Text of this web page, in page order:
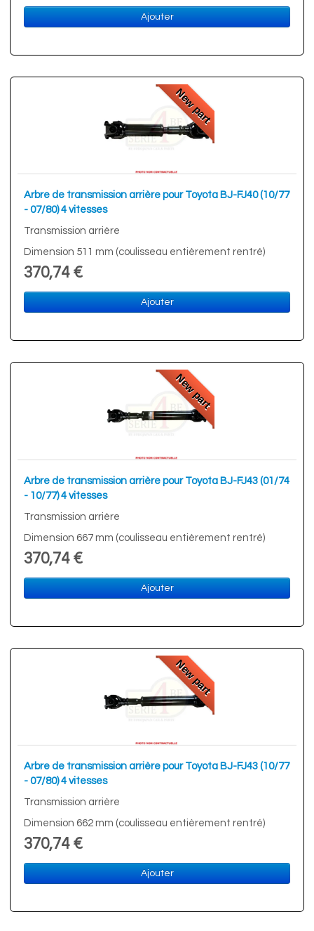
Ajouter
New part
Arbre de transmission arrière pour Toyota BJ-FJ40 (10/77
- 07/80) 4 vitesses
Transmission arrière
Dimension 511 mm (coulisseau entièrement rentré)
370,74 €
Ajouter
New part
Arbre de transmission arrière pour Toyota BJ-FJ43 (01/74
- 10/77) 4 vitesses
Transmission arrière
Dimension 667 mm (coulisseau entièrement rentré)
370,74 €
Ajouter
New part
Arbre de transmission arrière pour Toyota BJ-FJ43 (10/77
- 07/80) 4 vitesses
Transmission arrière
Dimension 662 mm (coulisseau entièrement rentré)
370,74 €
Ajouter